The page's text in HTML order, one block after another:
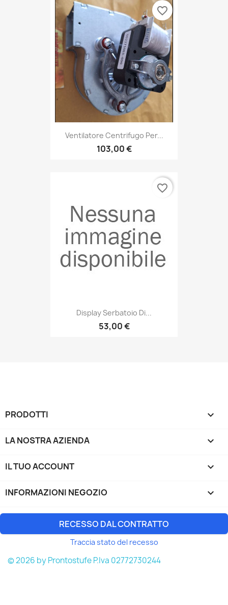
Ventilatore Centrifugo Per...
103,00 €
favorite_border
Display Serbatoio Di...
53,00 €
favorite_border
PRODOTTI 
LA NOSTRA AZIENDA 
IL TUO ACCOUNT 
INFORMAZIONI NEGOZIO keyboard_arrow_down
RECESSO DAL CONTRATTO
Traccia stato del recesso
© 2026 by Prontostufe P.Iva 02772730244